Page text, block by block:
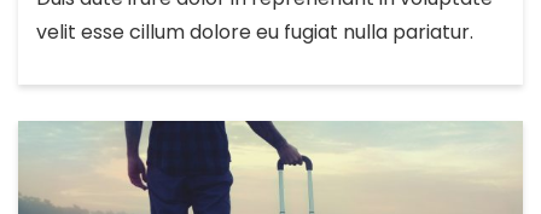
velit esse cillum dolore eu fugiat nulla pariatur.